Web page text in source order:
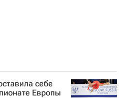
себе
Европы